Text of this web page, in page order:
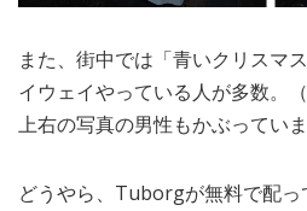
また、街中では「青いクリスマ
イウェイやっている人が多数。
上右の写真の男性もかぶっていま
どうやら、Tuborgが無料で配っ